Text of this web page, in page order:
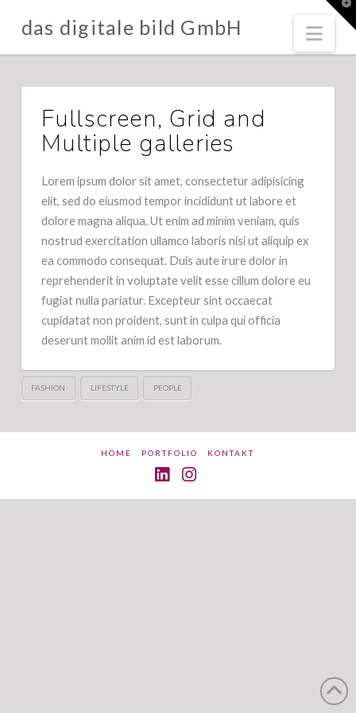
das digitale bild GmbH
Fullscreen, Grid and
Multiple galleries
Lorem ipsum dolor sit amet, consectetur adipisicing
elit, sed do eiusmod tempor incididunt ut labore et
dolore magna aliqua. Ut enim ad minim veniam, quis
nostrud exercitation ullamco laboris nisi ut aliquip ex
ea commodo consequat. Duis aute irure dolor in
reprehenderit in voluptate velit esse cillum dolore eu
fugiat nulla pariatur. Excepteur sint occaecat
cupidatat non proident, sunt in culpa qui officia
deserunt mollit anim id est laborum.
FASHION LIFESTYLE PEOPLE
HOME PORTFOLIO KONTAKT